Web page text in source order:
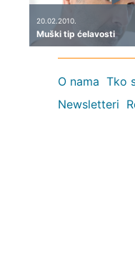
20.02.2010.
Muški tip ćelavosti
O nama Tko
Newsletteri